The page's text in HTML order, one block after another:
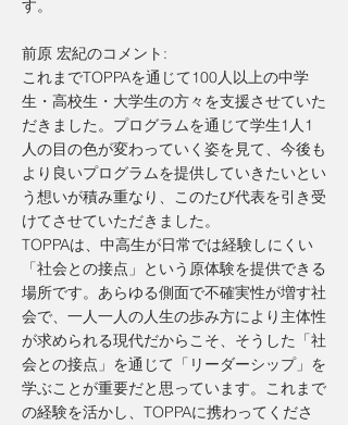
す。
前原 宏紀のコメント:
これまでTOPPAを通じて100人以上の中学
生・高校生・大学生の方々を支援させていた
だきました。プログラムを通じて学生1人1
人の目の色が変わっていく姿を見て、今後も
より良いプログラムを提供していきたいとい
う想いが積み重なり、このたび代表を引き受
けてさせていただきました。
TOPPAは、中高生が日常では経験しにくい
「社会との接点」という原体験を提供できる
場所です。あらゆる側面で不確実性が増す社
会で、一人一人の人生の歩み方により主体性
が求められる現代だからこそ、そうした「社
会との接点」を通じて「リーダーシップ」を
学ぶことが重要だと思っています。これまで
の経験を活かし、TOPPAに携わってくださ